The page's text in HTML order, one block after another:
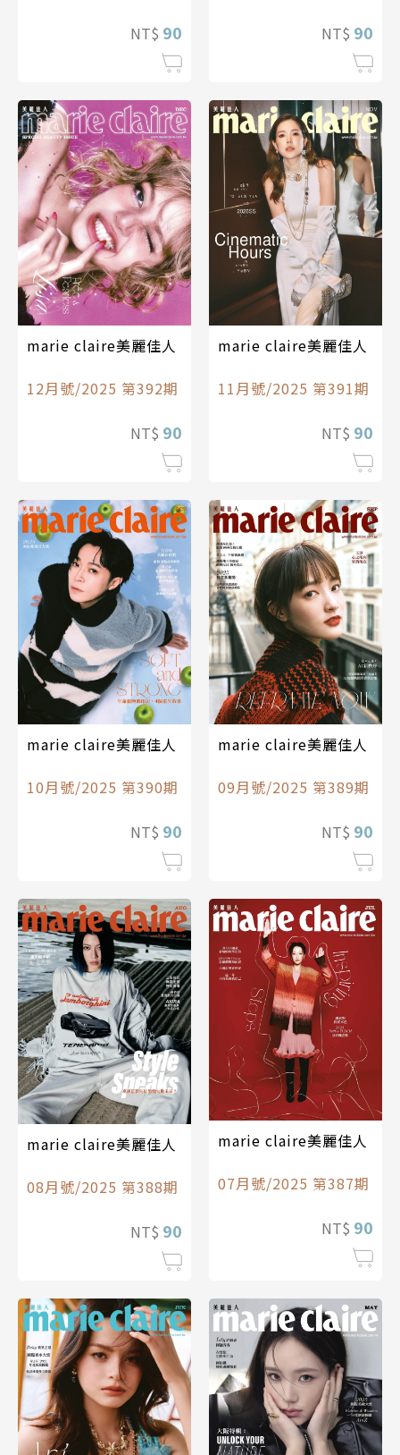
NT$ 90 NT$ 90
marie claire美麗佳人
12月號/2025 第392期
NT$ 90
marie claire美麗佳人
11月號/2025 第391期
NT$ 90
marie claire美麗佳人
10月號/2025 第390期
NT$ 90
marie claire美麗佳人
09月號/2025 第389期
NT$ 90
marie claire美麗佳人
08月號/2025 第388期
NT$ 90
marie claire美麗佳人
07月號/2025 第387期
NT$ 90